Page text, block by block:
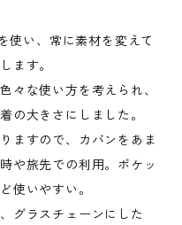
使い、常に素材を変えて
ます。
々な使い方を考えられ、
の大きさにしました。
ますので、カバンをあま
や旅先での利用。ポケッ
使いやすい。
グラスチェーンにした